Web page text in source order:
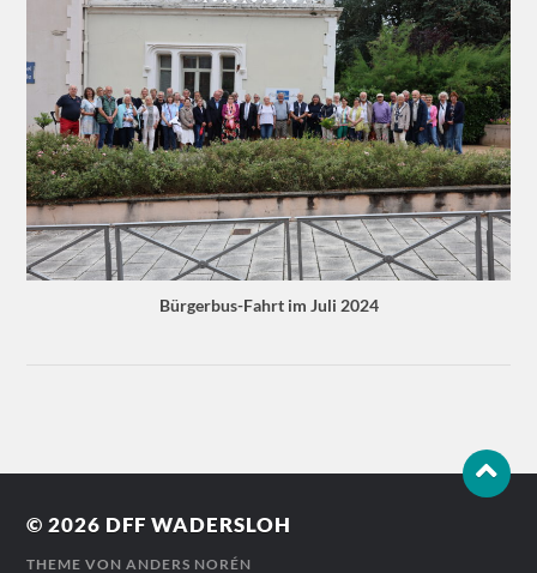
Bürgerbus-Fahrt im Juli 2024
© 2026 DFF WADERSLOH
THEME VONANDERS NORÉN